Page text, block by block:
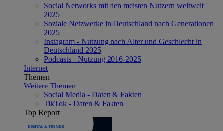
Social Networks mit den meisten Nutzern weltweit
2025
Soziale Netzwerke in Deutschland nach Generationen
2025
Instagram - Nutzung nach Alter und Geschlecht in
Deutschland 2025
Podcasts - Nutzung 2016-2025
Internet
Themen
Weitere Themen
Social Media - Daten & Fakten
TikTok - Daten & Fakten
Top Report